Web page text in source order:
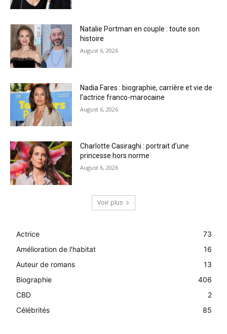
Natalie Portman en couple : toute son
histoire
August 6, 2026
Nadia Fares : biographie, carrière et vie de
l’actrice franco-marocaine
August 6, 2026
Charlotte Casiraghi : portrait d’une
princesse hors norme
August 6, 2026
Voir plus
Actrice
73
Amélioration de l'habitat
16
Auteur de romans
13
Biographie
406
CBD
2
Célébrités
85